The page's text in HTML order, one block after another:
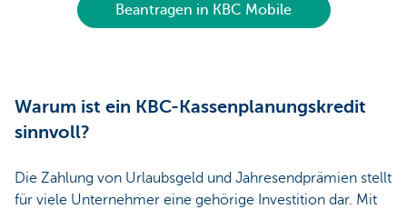
Beantragen in KBC Mobile
Warum ist ein KBC-Kassenplanungskredit
sinnvoll?
Die Zahlung von Urlaubsgeld und Jahresendprämien stellt
für viele Unternehmer eine gehörige Investition dar. Mit